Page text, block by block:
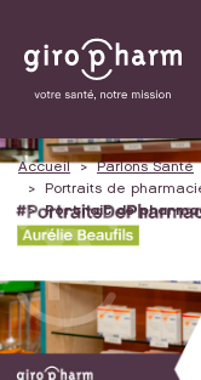
Accueil Parlons Santé
Portraits de
Portrait de